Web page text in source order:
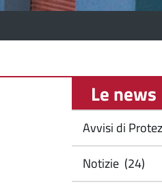
Le news
Avvisi di
Notizie (24)